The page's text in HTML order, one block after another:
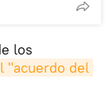
los
"acuerdo del